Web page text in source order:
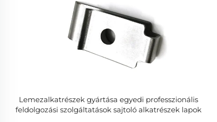
Lemezalkatrészek gyártása egyedi professzionális
feldolgozási szolgáltatások sajtoló alkatrészek lapok